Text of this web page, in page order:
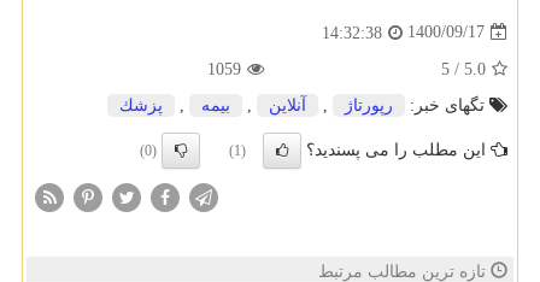
1400/09/17
14:32:38
5.0
/
5
1059
تگهای خبر:
رپورتاژ آنلاین بیمه پزشك
این مطلب را می پسندید؟ (1)
(0)
تازه ترین مطالب مرتبط